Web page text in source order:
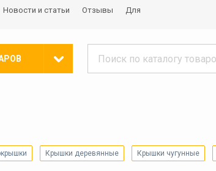
Новости и статьи Отзывы
Для
Крышки деревянные Крышки чугунные